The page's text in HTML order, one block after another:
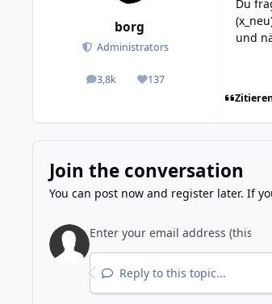
borg
Administrators
3,8k
posts 137
Reputation
Du
und
Join the conversation
You can post now and register later. If
Reply to this topic...